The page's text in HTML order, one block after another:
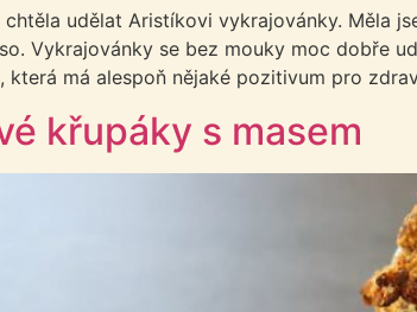
chtěla udělat Aristíkovi vykrajovánky. Měla
Vykrajovánky se bez mouky moc dobře
která má alespoň nějaké pozitivum pro
křupáky s masem